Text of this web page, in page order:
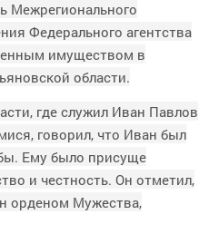
Межрегионального
Федерального агентства
имуществом в
области.
где служил Иван Павлов
говорил, что Иван был
Ему было присуще
и честность. Он отметил,
орденом Мужества,